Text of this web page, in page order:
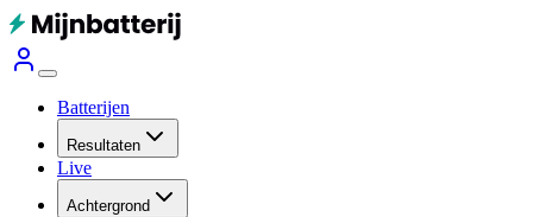
Batterijen
Resultaten
Live
Achtergrond